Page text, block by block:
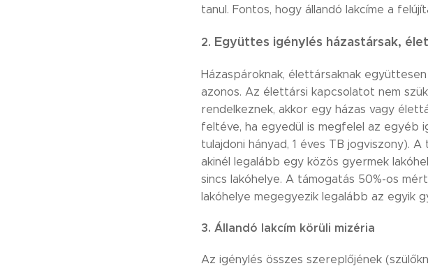
tanul. Fontos, hogy állandó lakcíme a
2. Együttes igénylés házastársak,
Házaspároknak, élettársaknak
azonos. Az élettársi kapcsolatot nem
rendelkeznek, akkor egy házas vagy
feltéve, ha egyedül is megfelel az egyéb
tulajdoni hányad, 1 éves TB jogviszony).
akinél legalább egy közös gyermek
sincs lakóhelye. A támogatás 50%-os
lakóhelye megegyezik legalább az egyik
3. Állandó lakcím körüli mizéria
Az igénylés összes szereplőjének